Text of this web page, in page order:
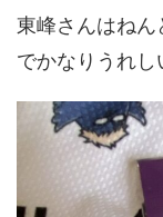
東峰さんはね
でかなりうれし